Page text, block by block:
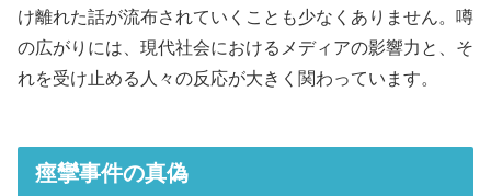
け離れた話が流布されていくことも少なくありません。噂
の広がりには、現代社会におけるメディアの影響力と、そ
れを受け止める人々の反応が大きく関わっています。
痙攣事件の真偽